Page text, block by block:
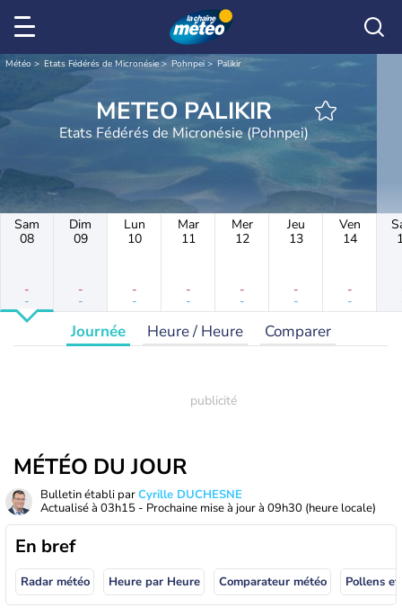
Météo Etats Fédérés de Micronésie Pohnpei Palikir
METEO PALIKIR
Etats Fédérés de Micronésie (Pohnpei)
Sam
08
-
-
Dim
09
-
-
Lun
10
-
-
Mar
11
-
-
Mer
12
-
-
Jeu
13
-
-
Ven
14
-
-
Journée Heure / Heure Comparer
MÉTÉO DU JOUR
Bulletin établi parCyrille DUCHESNE
Actualisé à 03h15 - Prochaine mise à jour à 09h30 (heure locale)
En bref
Radar météo Heure par Heure Comparateur météo Pollens